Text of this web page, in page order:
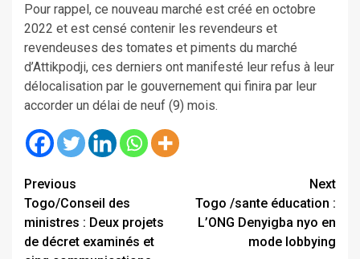
Pour rappel, ce nouveau marché est créé en octobre
2022 et est censé contenir les revendeurs et
revendeuses des tomates et piments du marché
d’Attikpodji, ces derniers ont manifesté leur refus à leur
délocalisation par le gouvernement qui finira par leur
accorder un délai de neuf (9) mois.
Continue
Reading
Previous
Togo/Conseil des
ministres : Deux projets
de décret examinés et
Next
Togo /sante éducation :
L’ONG Denyigba nyo en
mode lobbying